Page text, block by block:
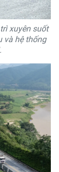
xuyên suốt
và hệ thống